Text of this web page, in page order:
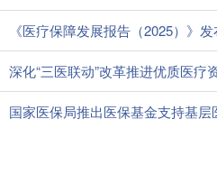
《医疗保障发展报告（2025）》
深化“三医联动”改革推进优质医疗
国家医保局推出医保基金支持基层